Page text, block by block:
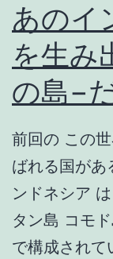
あのイ
を生み
の島−
前回の この
ばれる国があ
ンドネシア
タン島 コモ
で構成され